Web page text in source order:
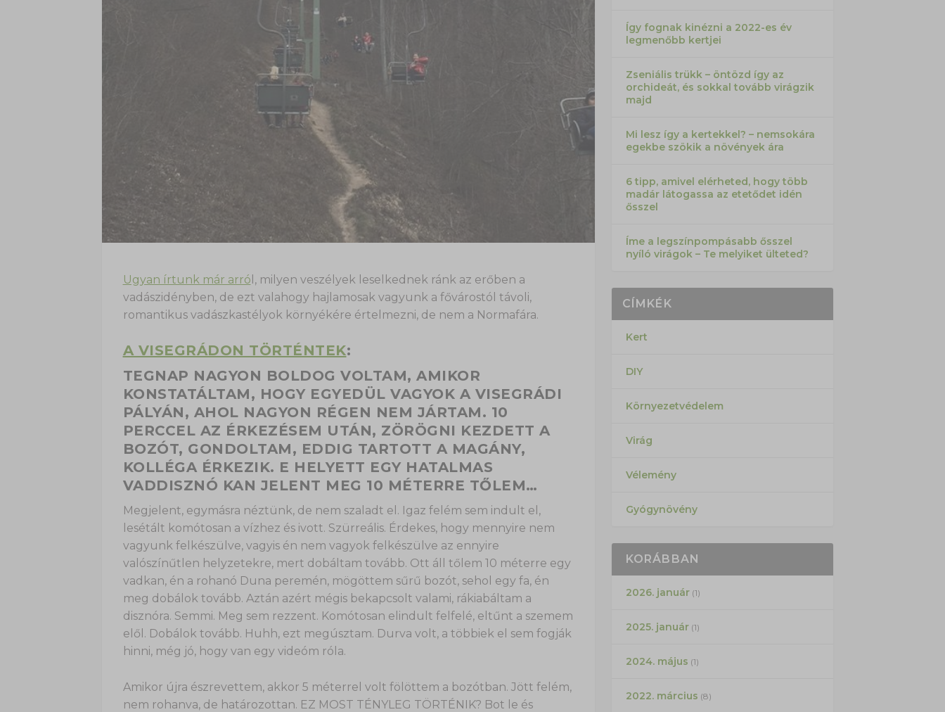
Ugyan írtunk már arró l, milyen veszélyek leselkednek ránk az erőben a
vadászidényben, de ezt valahogy hajlamosak vagyunk a fővárostól távoli,
romantikus vadászkastélyok környékére értelmezni, de nem a Normafára.
A VISEGRÁDON TÖRTÉNTEK:
TEGNAP NAGYON BOLDOG VOLTAM, AMIKOR
KONSTATÁLTAM, HOGY EGYEDÜL VAGYOK A VISEGRÁDI
PÁLYÁN, AHOL NAGYON RÉGEN NEM JÁRTAM. 10
PERCCEL AZ ÉRKEZÉSEM UTÁN, ZÖRÖGNI KEZDETT A
BOZÓT, GONDOLTAM, EDDIG TARTOTT A MAGÁNY,
KOLLÉGA ÉRKEZIK. E HELYETT EGY HATALMAS
VADDISZNÓ KAN JELENT MEG 10 MÉTERRE TŐLEM…
Megjelent, egymásra néztünk, de nem szaladt el. Igaz felém sem indult el,
lesétált komótosan a vízhez és ivott. Szürreális. Érdekes, hogy mennyire nem
vagyunk felkészülve, vagyis én nem vagyok felkészülve az ennyire
valószínűtlen helyzetekre, mert dobáltam tovább. Ott áll tőlem 10 méterre egy
vadkan, én a rohanó Duna peremén, mögöttem sűrű bozót, sehol egy fa, én
meg dobálok tovább. Aztán azért mégis bekapcsolt valami, rákiabáltam a
disznóra. Semmi. Meg sem rezzent. Komótosan elindult felfelé, eltűnt a szemem
elől. Dobálok tovább. Huhh, ezt megúsztam. Durva volt, a többiek el sem fogják
hinni, még jó, hogy van egy videóm róla.
Amikor újra észrevettem, akkor 5 méterrel volt fölöttem a bozótban. Jött felém,
nem rohanva, de határozottan. EZ MOST TÉNYLEG TÖRTÉNIK? Bot le és
Így fognak kinézni a 2022-es év
legmenőbb kertjei
Zseniális trükk – öntözd így az
orchideát, és sokkal tovább virágzik
majd
Mi lesz így a kertekkel? – nemsokára
egekbe szökik a növények ára
6 tipp, amivel elérheted, hogy több
madár látogassa az etetődet idén
ősszel
Íme a legszínpompásabb ősszel
nyíló virágok – Te melyiket ülteted?
CÍMKÉK
Kert
DIY
Környezetvédelem
Virág
Vélemény
Gyógynövény
KORÁBBAN
2026. január(1)
2025. január(1)
2024. május (1)
2022. március (8)